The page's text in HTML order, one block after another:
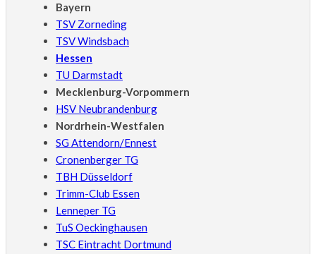
Bayern
TSV Zorneding
TSV Windsbach
Hessen
TU Darmstadt
Mecklenburg-Vorpommern
HSV Neubrandenburg
Nordrhein-Westfalen
SG Attendorn/Ennest
Cronenberger TG
TBH Düsseldorf
Trimm-Club Essen
Lenneper TG
TuS Oeckinghausen
TSC Eintracht Dortmund